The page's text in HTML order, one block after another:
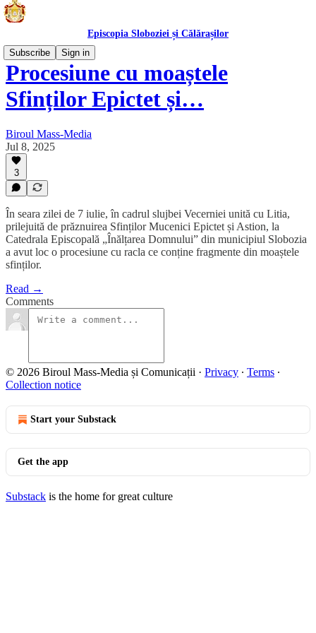
Episcopia Sloboziei și Călărașilor
Subscribe
Sign in
Procesiune cu moaștele
Sfinților Epictet și…
Biroul Mass-Media
Jul 8, 2025
3
În seara zilei de 7 iulie, în cadrul slujbei Vecerniei unită cu Litia,
prilejuită de prăznuirea Sfinților Mucenici Epictet și Astion, la
Catedrala Episcopală „Înălțarea Domnului” din municipiul Slobozia
a avut loc o procesiune cu racla ce conține fragmente din moaștele
sfinților.
Read →
Comments
© 2026 Biroul Mass-Media și Comunicații · Privacy ∙ Terms ∙
Collection notice
Start your Substack
Get the app
Substack is the home for great culture